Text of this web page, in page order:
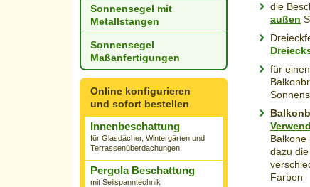
die
außen
für
Balkone
dazu
Farben
Sonnensegel mit
Metallstangen
Sonnensegel
Maßanfertigungen
Online konfigurieren
und sofort bestellen
Innenbeschattung
für Glasdächer, Wintergärten und
Terrassenüberdachungen
Pergola Beschattung
mit Seilspanntechnik